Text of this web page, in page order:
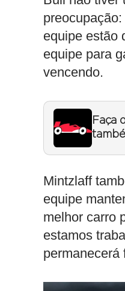
equipe estão
equipe para
vencendo.
Faça
Mintzlaff
equipe
melhor carro
estamos
permanecerá